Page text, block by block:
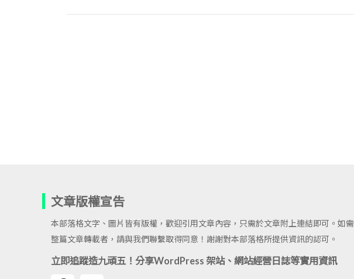
文章版權宣告
本部落格文字、圖片皆有版權，歡迎引用文章內容，只需於文章附上連結即可。如需
整篇文章轉載者，請與我們聯繫取得同意！謝謝對本部落格所提供資訊的認可。
立即追蹤造九頑五！分享WordPress 架站、網站經營日誌等實用資訊